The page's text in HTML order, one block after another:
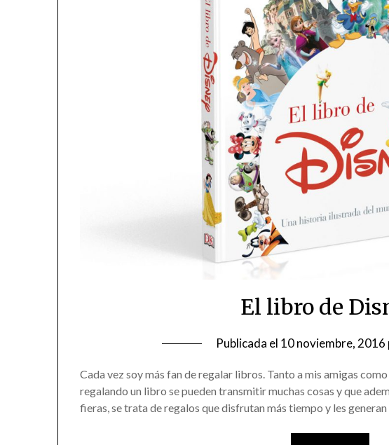
El libro de
Publicada el 10 noviembre, 2016
Cada vez soy más fan de regalar libros. Tanto a mis amigas
regalando un libro se pueden transmitir muchas cosas y que
fieras, se trata de regalos que disfrutan más tiempo y les